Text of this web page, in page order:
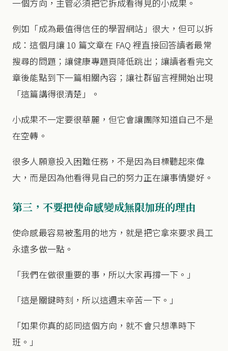
一個方向，主管必須把它拆成看得見的小成果。
例如「成為最值得信任的學習網站」很大，但可以拆
成：這個月讓 10 篇文章在 FAQ 裡直接回答讀者最常
搜尋的問題；讓健康專題頁降低跳出；讓讀者看完文
章後能點到下一篇相關內容；讓社群留言裡開始出現
「這篇講得很清楚」。
小成果不一定要很華麗，但它會讓團隊知道自己不是
在空轉。
很多人願意投入困難任務，不是因為目標聽起來偉
大，而是因為他看得見自己的努力正在讓事情變好。
第三，不要把使命感變成無限加班的理由
使命感最容易被濫用的地方，就是把它拿來要求員工
永遠多做一點。
「我們在做很重要的事，所以大家再撐一下。」
「這是關鍵時刻，所以這週末辛苦一下。」
「如果你真的認同這個方向，就不會只想準時下
班。」